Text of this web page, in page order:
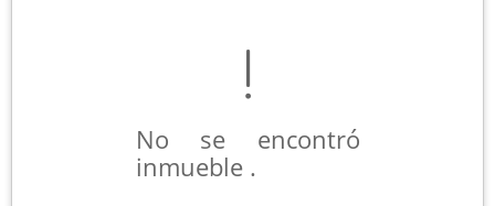
No se encontró
inmueble .